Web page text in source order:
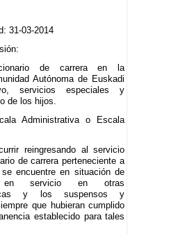
31-03-2014
de carrera en la
Autónoma de Euskadi
servicios especiales y
de los hijos.
Administrativa o Escala
reingresando al servicio
de carrera perteneciente a
encuentre en situación de
en servicio en otras
y los suspensos y
que hubieran cumplido
establecido para tales